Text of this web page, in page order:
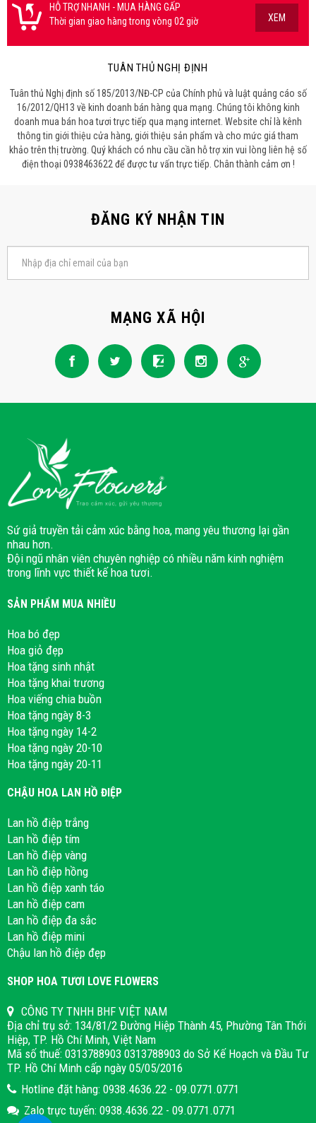
HỖ TRỢ NHANH - MUA HÀNG GẤP
Thời gian giao hàng trong vòng 02 giờ
XEM
TUÂN THỦ NGHỊ ĐỊNH
Tuân thủ Nghị định số 185/2013/NĐ-CP của Chính phủ và luật quảng cáo số
16/2012/QH13 về kinh doanh bán hàng qua mạng. Chúng tôi không kinh
doanh mua bán hoa tươi trực tiếp qua mạng internet. Website chỉ là kênh
thông tin giới thiệu cửa hàng, giới thiệu sản phẩm và cho mức giá tham
khảo trên thị trường. Quý khách có nhu cầu cần hỗ trợ xin vui lòng liên hệ số
điện thoại 0938463622 để được tư vấn trực tiếp. Chân thành cảm ơn !
ĐĂNG KÝ NHẬN TIN
MẠNG XÃ HỘI
Sứ giả truyền tải cảm xúc bằng hoa, mang yêu thương lại gần
nhau hơn.
Đội ngũ nhân viên chuyên nghiệp có nhiều năm kinh nghiệm
trong lĩnh vực thiết kế hoa tươi.
SẢN PHẨM MUA NHIỀU
Hoa bó đẹp
Hoa giỏ đẹp
Hoa tặng sinh nhật
Hoa tặng khai trương
Hoa viếng chia buồn
Hoa tặng ngày 8-3
Hoa tặng ngày 14-2
Hoa tặng ngày 20-10
Hoa tặng ngày 20-11
CHẬU HOA LAN HỒ ĐIỆP
Lan hồ điệp trắng
Lan hồ điệp tím
Lan hồ điệp vàng
Lan hồ điệp hồng
Lan hồ điệp xanh táo
Lan hồ điệp cam
Lan hồ điệp đa sắc
Lan hồ điệp mini
Chậu lan hồ điệp đẹp
SHOP HOA TƯƠI LOVE FLOWERS
CÔNG TY TNHH BHF VIỆT NAM
Địa chỉ trụ sở: 134/81/2 Đường Hiệp Thành 45, Phường Tân Thới
Hiệp, TP. Hồ Chí Minh, Việt Nam
Mã số thuế: 0313788903 0313788903 do Sở Kế Hoạch và Đầu Tư
TP. Hồ Chí Minh cấp ngày 05/05/2016
Hotline đặt hàng: 0938.4636.22 - 09.0771.0771
Zalo trực tuyến: 0938.4636.22 - 09.0771.0771